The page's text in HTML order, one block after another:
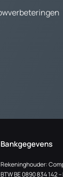
Bankgegevens
Rekeninghouder:
BTW BE 0890 834 142